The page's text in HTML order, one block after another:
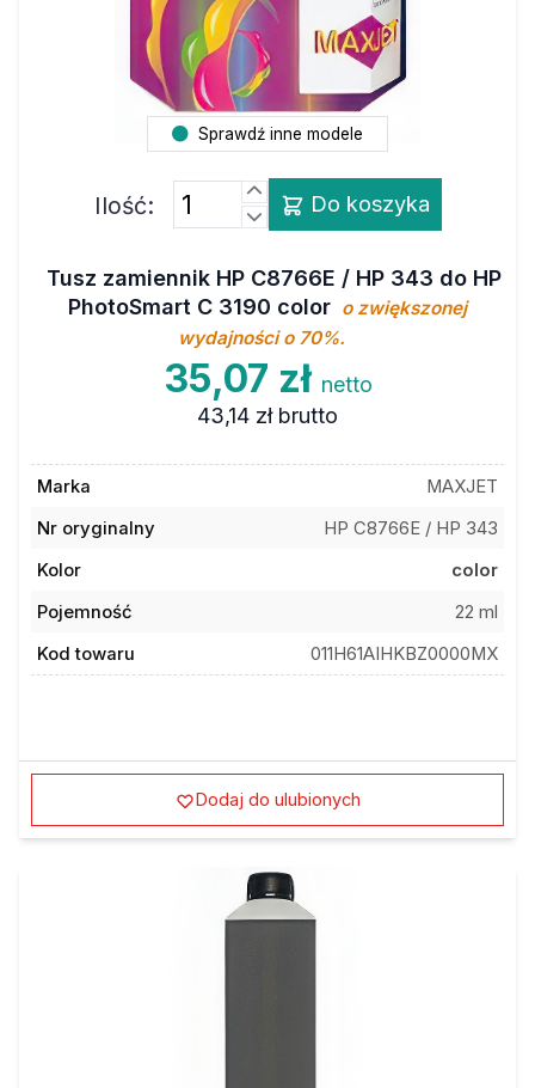
Sprawdź inne modele
Ilość: Do koszyka
Tusz zamiennik HP C8766E / HP 343 do HP
PhotoSmart C 3190 color
o zwiększonej
wydajności o 70%.
35,07 zł netto
43,14 zł brutto
Marka
MAXJET
Nr oryginalny
HP C8766E / HP 343
Kolor
color
Pojemność
22 ml
Kod towaru
011H61AIHKBZ0000MX
Dodaj do ulubionych